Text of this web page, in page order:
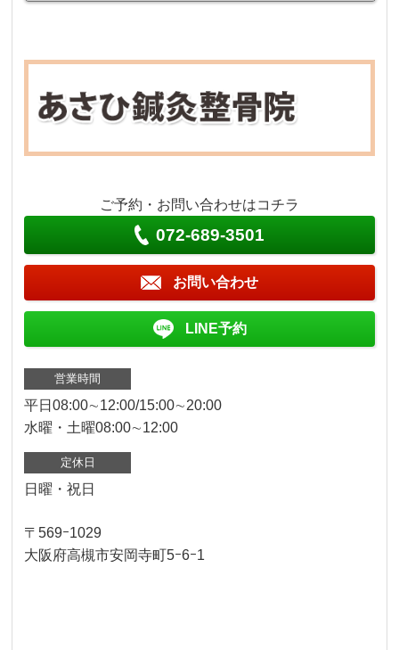
ご予約・お問い合わせはコチラ
072-689-3501
お問い合わせ
LINE予約
営業時間
平日08:00∼12:00/15:00∼20:00
水曜・土曜08:00∼12:00
定休日
日曜・祝日
〒569ｰ1029
大阪府高槻市安岡寺町5ｰ6ｰ1